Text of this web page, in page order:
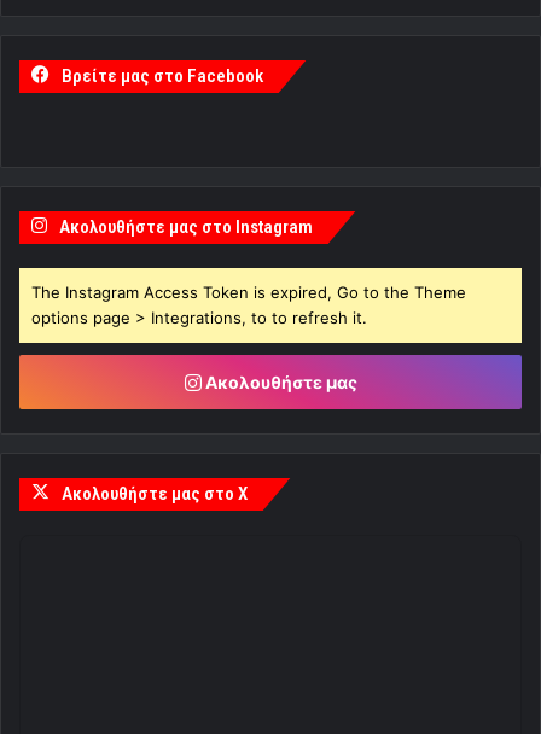
Βρείτε μας στο Facebook
Ακολουθήστε μας στο Instagram
The Instagram Access Token is expired, Go to the Theme
options page > Integrations, to to refresh it.
Ακολουθήστε μας
Ακολουθήστε μας στο X